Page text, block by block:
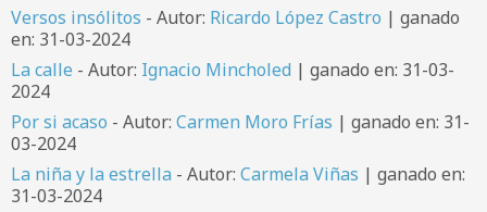
Versos insólitos - Autor: Ricardo López Castro | ganado
en: 31-03-2024
La calle - Autor: Ignacio Mincholed | ganado en: 31-03-
2024
Por si acaso - Autor: Carmen Moro Frías | ganado en: 31-
03-2024
La niña y la estrella - Autor: Carmela Viñas | ganado en:
31-03-2024